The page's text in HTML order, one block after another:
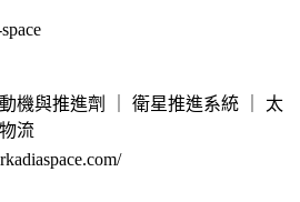
機與推進劑 ｜ 衛星推進系統 ｜ 太
流